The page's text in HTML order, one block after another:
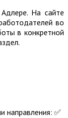
На сайте
во
в конкретной
направления: ✅